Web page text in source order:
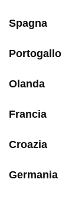
Spagna
Portogallo
Olanda
Francia
Croazia
Germania